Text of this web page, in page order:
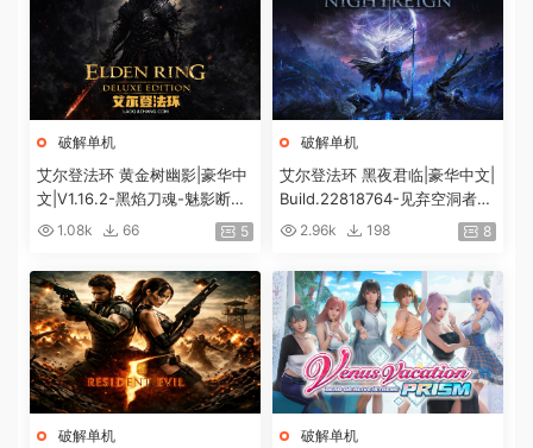
破解单机
艾尔登法环 黄金树幽影|豪华中
文|V1.16.2-黑焰刀魂-魅影断弦
+预购特典+全DLC+修改器|解
1.08k 66 5
破解单机
艾尔登法环 黑夜君临|豪华中文|
Build.22818764-见弃空洞者DL
C+预购特典+全DLC+修改器|解
2.96k 198 8
破解单机 破解单机